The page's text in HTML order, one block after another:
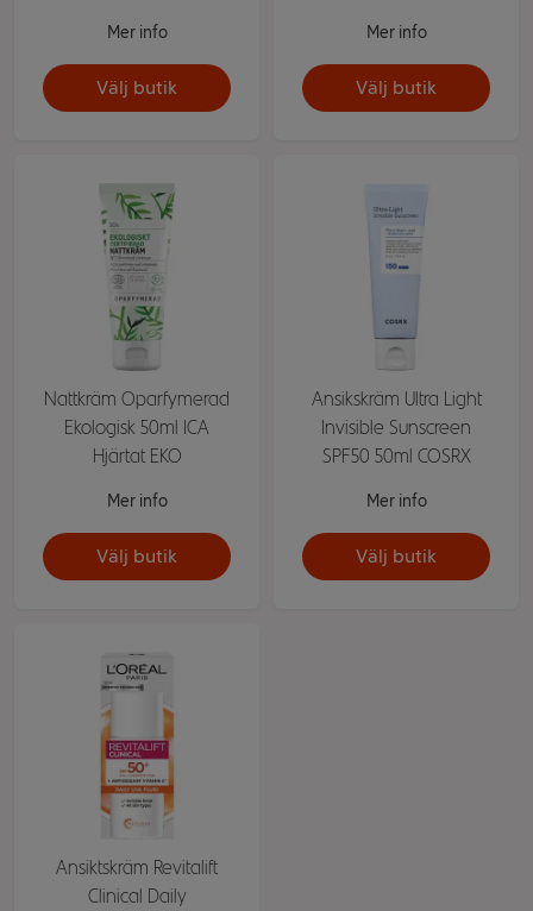
Mer info
Välj butik
Mer info
Välj butik
Nattkräm Oparfymerad
Ekologisk 50ml ICA
Hjärtat EKO
Mer info
Välj butik
Ansikskräm Ultra Light
Invisible Sunscreen
SPF50 50ml COSRX
Mer info
Välj butik
Ansiktskräm Revitalift
Clinical Daily